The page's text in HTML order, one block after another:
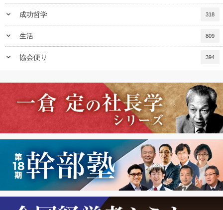
keyboard_arrow_down 成功哲学 318
keyboard_arrow_down 生活 809
keyboard_arrow_down 協会便り 394